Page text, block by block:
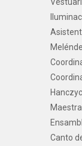
Hanczyc
Canto